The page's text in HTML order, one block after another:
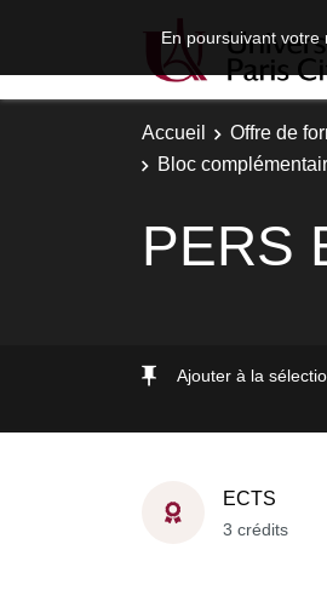
En poursuivant
Accueil Offre de
Bloc
PERS
Ajouter à la
ECTS
3 crédits